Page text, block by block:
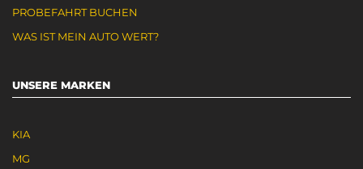
PROBEFAHRT BUCHEN
WAS IST MEIN AUTO WERT?
UNSERE MARKEN
KIA
MG